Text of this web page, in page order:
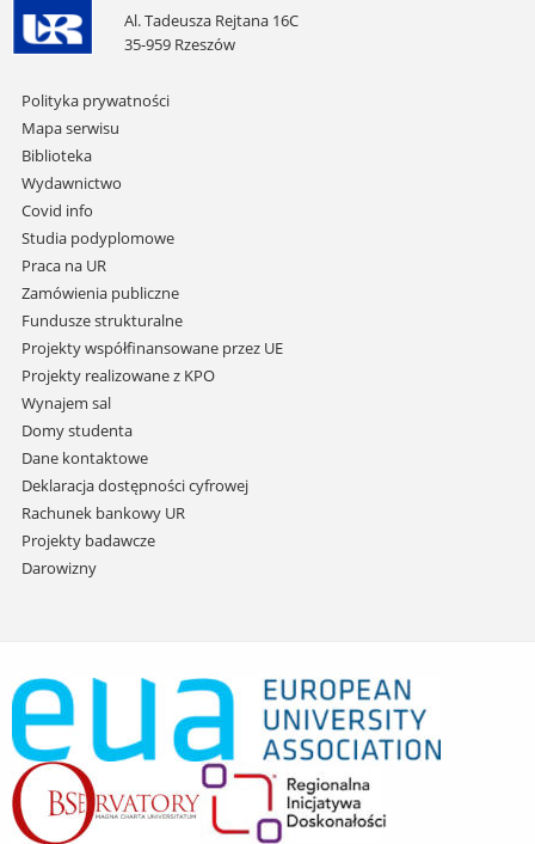
Al. Tadeusza Rejtana 16C
35-959 Rzeszów
Pomiń
nawigację
i
przejdź
do
treści
Polityka prywatności
Mapa serwisu
Biblioteka
Wydawnictwo
Covid info
Studia podyplomowe
Praca na UR
Zamówienia publiczne
Fundusze strukturalne
Projekty współfinansowane przez UE
Projekty realizowane z KPO
Wynajem sal
Domy studenta
Dane kontaktowe
Deklaracja dostępności cyfrowej
Rachunek bankowy UR
Projekty badawcze
Darowizny